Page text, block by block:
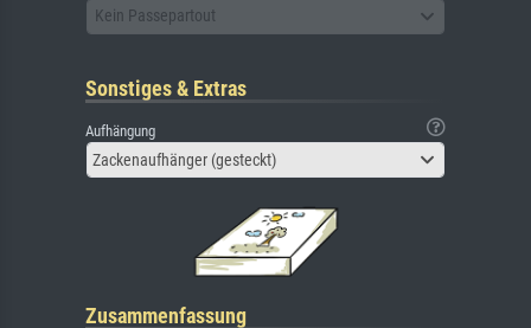
Kein Passepartout
Sonstiges & Extras
Aufhängung
Zackenaufhänger (gesteckt)
Zusammenfassung